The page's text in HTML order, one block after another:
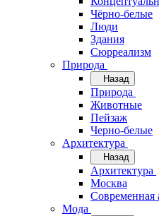
Чёрно-белые
Люди
Здания
Сюрреализм
Природа
Назад
Природа
Животные
Пейзаж
Черно-белые
Архитектура
Назад
Архитектура
Москва
Современная
Мода